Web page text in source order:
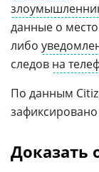
данные о
либо
следов на
По данным
Доказать